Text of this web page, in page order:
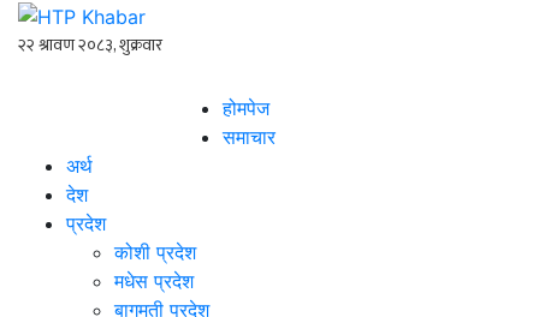
होमपेज
समाचार
अर्थ
देश
प्रदेश
कोशी प्रदेश
मधेस प्रदेश
बागमती प्रदेश